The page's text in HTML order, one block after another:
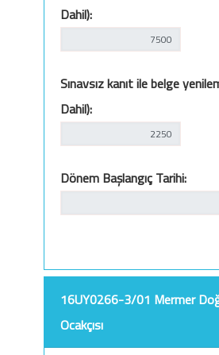
Dahil):
Sınavsız kanıt ile belge
Dahil):
Dönem Başlangıç Tarihi:
16UY0266-3/01 Mermer
Ocakçısı